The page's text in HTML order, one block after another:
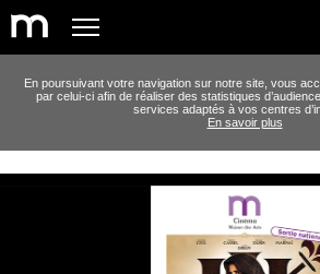
En poursuivant votre navigation sur notre site, vous
par celui-ci afin de réaliser des statistiques
services adaptés à vos centres
En savoir plus